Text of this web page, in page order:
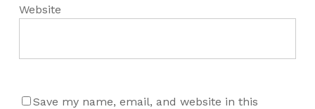
Website
Save my name, email, and website in this